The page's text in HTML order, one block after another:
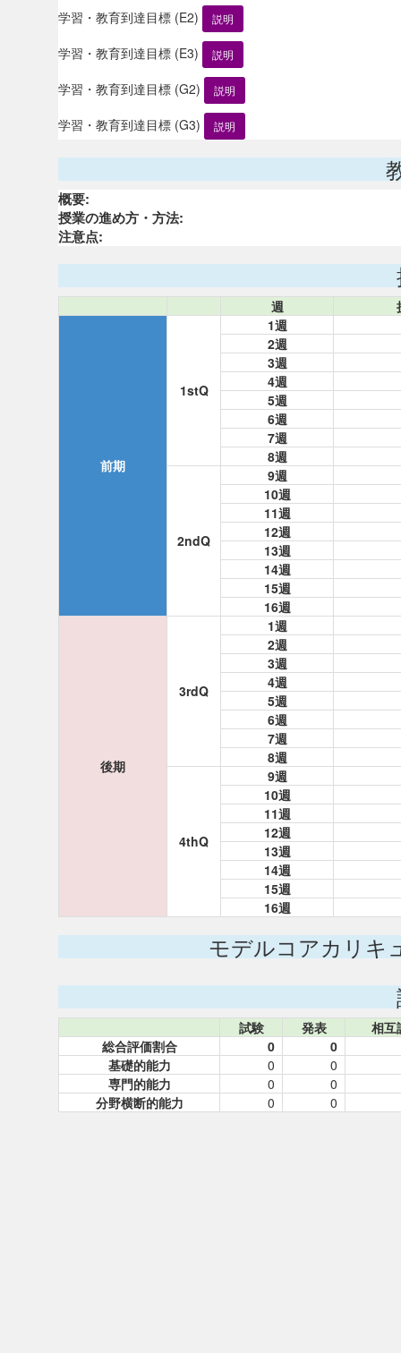
学習・教育到達目標 (E2) 説明
学習・教育到達目標 (E3) 説明
学習・教育到達目標 (G2) 説明
学習・教育到達目標 (G3) 説明
概要:
授業の進め方・方法:
注意点:
週
前期
1stQ
1週
2週
3週
4週
5週
6週
7週
8週
2ndQ
9週
10週
11週
12週
13週
14週
15週
16週
後期
3rdQ
1週
2週
3週
4週
5週
6週
7週
8週
4thQ
9週
10週
11週
12週
13週
14週
15週
16週
モデルコアカリキ
試験 発表
相互
総合評価割合
0
0
基礎的能力
0
0
専門的能力
0
0
分野横断的能力
0 0